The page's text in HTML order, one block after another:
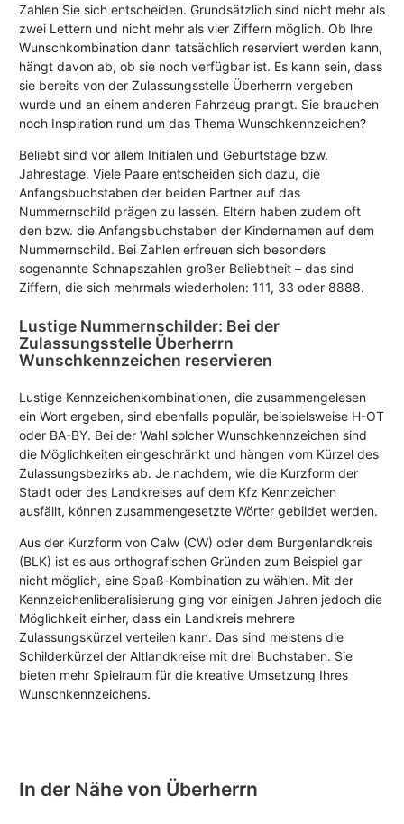
Zahlen Sie sich entscheiden. Grundsätzlich sind nicht mehr als
zwei Lettern und nicht mehr als vier Ziffern möglich. Ob Ihre
Wunschkombination dann tatsächlich reserviert werden kann,
hängt davon ab, ob sie noch verfügbar ist. Es kann sein, dass
sie bereits von der Zulassungsstelle Überherrn vergeben
wurde und an einem anderen Fahrzeug prangt. Sie brauchen
noch Inspiration rund um das Thema Wunschkennzeichen?
Beliebt sind vor allem Initialen und Geburtstage bzw.
Jahrestage. Viele Paare entscheiden sich dazu, die
Anfangsbuchstaben der beiden Partner auf das
Nummernschild prägen zu lassen. Eltern haben zudem oft
den bzw. die Anfangsbuchstaben der Kindernamen auf dem
Nummernschild. Bei Zahlen erfreuen sich besonders
sogenannte Schnapszahlen großer Beliebtheit – das sind
Ziffern, die sich mehrmals wiederholen: 111, 33 oder 8888.
Lustige Nummernschilder: Bei der
Zulassungsstelle Überherrn
Wunschkennzeichen reservieren
Lustige Kennzeichenkombinationen, die zusammengelesen
ein Wort ergeben, sind ebenfalls populär, beispielsweise H-OT
oder BA-BY. Bei der Wahl solcher Wunschkennzeichen sind
die Möglichkeiten eingeschränkt und hängen vom Kürzel des
Zulassungsbezirks ab. Je nachdem, wie die Kurzform der
Stadt oder des Landkreises auf dem Kfz Kennzeichen
ausfällt, können zusammengesetzte Wörter gebildet werden.
Aus der Kurzform von Calw (CW) oder dem Burgenlandkreis
(BLK) ist es aus orthografischen Gründen zum Beispiel gar
nicht möglich, eine Spaß-Kombination zu wählen. Mit der
Kennzeichenliberalisierung ging vor einigen Jahren jedoch die
Möglichkeit einher, dass ein Landkreis mehrere
Zulassungskürzel verteilen kann. Das sind meistens die
Schilderkürzel der Altlandkreise mit drei Buchstaben. Sie
bieten mehr Spielraum für die kreative Umsetzung Ihres
Wunschkennzeichens.
In der Nähe von Überherrn